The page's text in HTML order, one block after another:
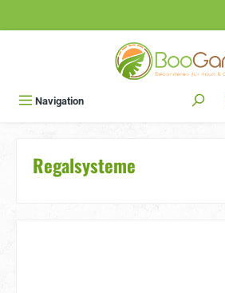
Navigation
Regalsysteme